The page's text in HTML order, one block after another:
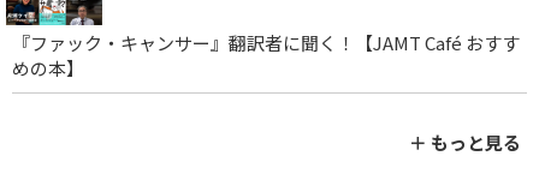
『ファック・キャンサー』翻訳者に聞く！【JAMT Café おすす
めの本】
＋ もっと見る